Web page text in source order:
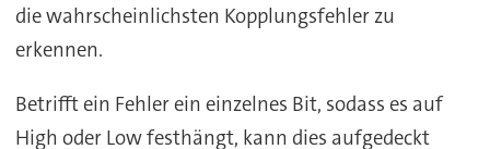
die wahrscheinlichsten Kopplungsfehler zu
erkennen.
Betrifft ein Fehler ein einzelnes Bit, sodass es auf
High oder Low festhängt, kann dies aufgedeckt